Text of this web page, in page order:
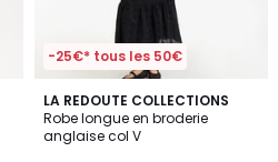
-25€* tous les 50€
LA REDOUTE COLLECTIONS
Robe longue en broderie
anglaise col V
3
/
5